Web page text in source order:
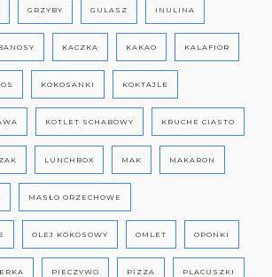
GRZYBY GULASZ INULINA
KACZKA KAKAO KALAFIOR
KOKOSANKI KOKTAJLE
KOTLET SCHABOWY KRUCHE CIASTO
LUNCHBOX MAK MAKARON
MASŁO ORZECHOWE
OLEJ KOKOSOWY OMLET OPONKI
PIECZYWO PIZZA PLACUSZKI